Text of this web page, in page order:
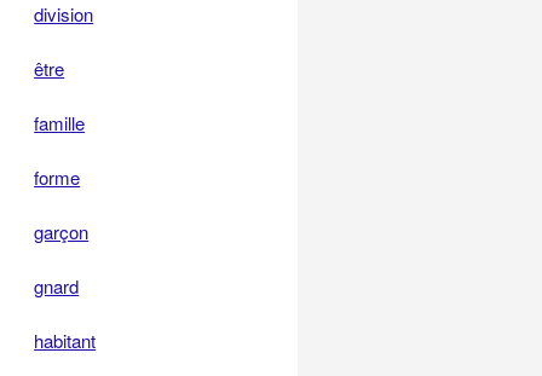
division
être
famille
forme
garçon
gnard
habitant